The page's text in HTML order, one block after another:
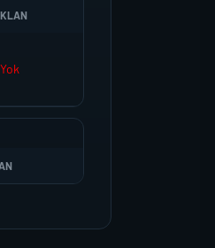
KLAN
Yok